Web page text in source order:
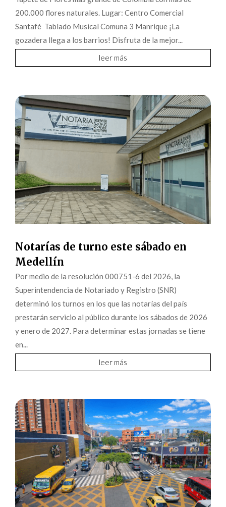
200.000 flores naturales. Lugar: Centro Comercial
Santafé Tablado Musical Comuna 3 Manrique ¡La
gozadera llega a los barrios! Disfruta de la mejor...
leer más
Notarías de turno este sábado en
Medellín
Por medio de la resolución 000751-6 del 2026, la
Superintendencia de Notariado y Registro (SNR)
determinó los turnos en los que las notarías del país
prestarán servicio al público durante los sábados de 2026
y enero de 2027. Para determinar estas jornadas se tiene
en...
leer más